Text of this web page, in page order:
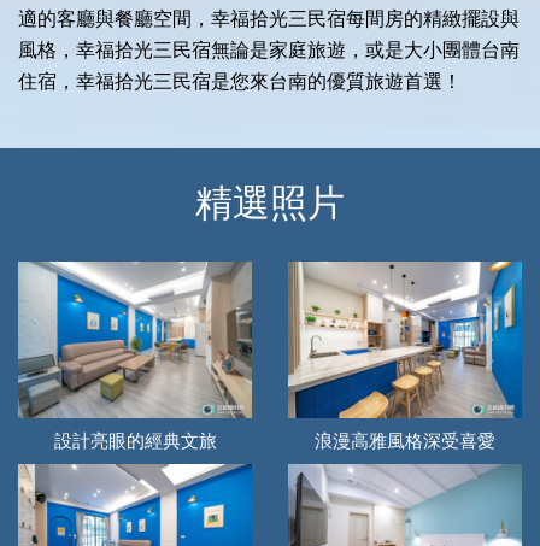
適的客廳與餐廳空間，幸福拾光三民宿每間房的精緻擺設與
風格，幸福拾光三民宿無論是家庭旅遊，或是大小團體台南
住宿，幸福拾光三民宿是您來台南的優質旅遊首選！
精選照片
設計亮眼的經典文旅 浪漫高雅風格深受喜愛